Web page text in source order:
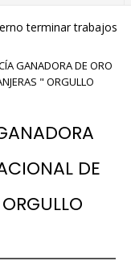
terminar trabajos
GANADORA DE ORO
" ORGULLO
DE